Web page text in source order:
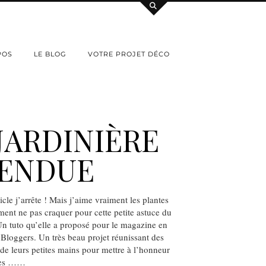
LE BLOG VOTRE PROJET DÉCO
j’arrête ! Mais j’aime vraiment les plantes
ne pas craquer pour cette petite astuce du
tuto qu’elle a proposé pour le magazine en
Un très beau projet réunissant des
leurs petites mains pour mettre à l’honneur
……